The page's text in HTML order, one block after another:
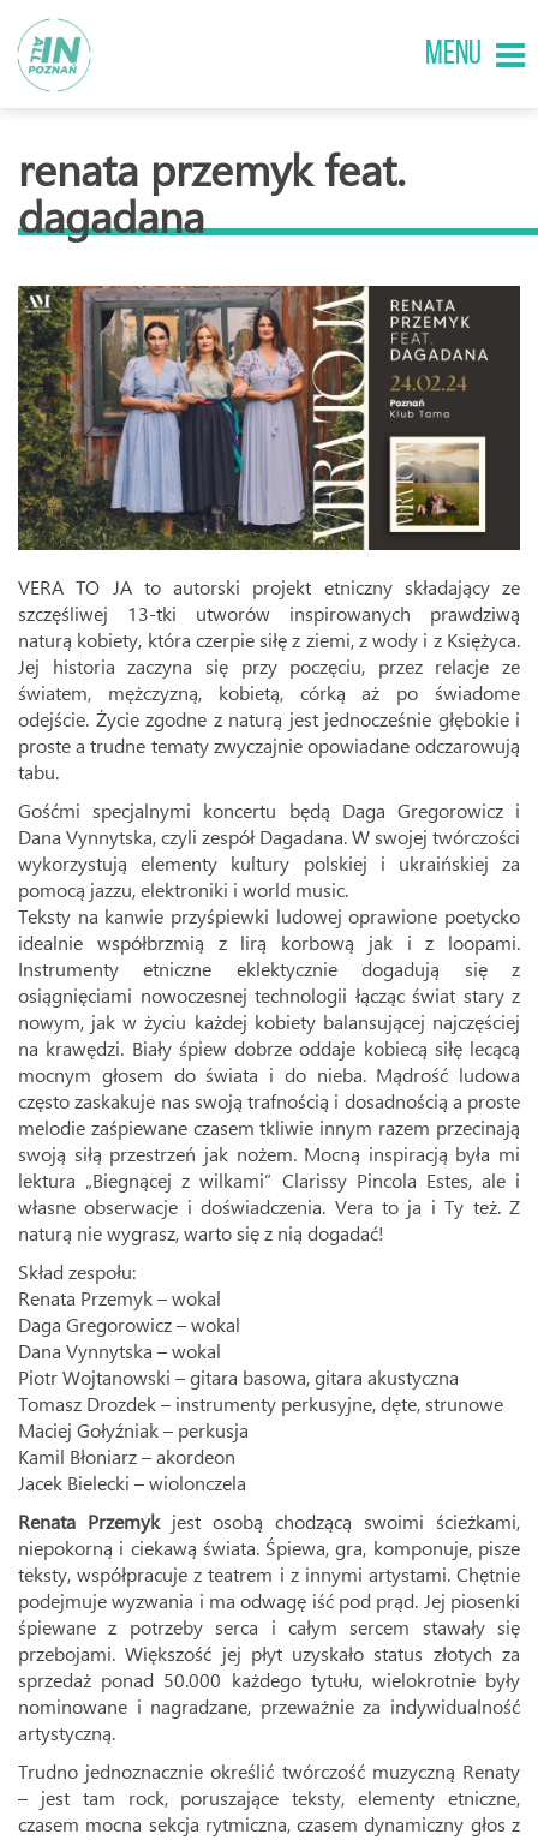
MENU
renata przemyk feat.
dagadana
VERA TO JA to autorski projekt etniczny składający ze
szczęśliwej 13-tki utworów inspirowanych prawdziwą
naturą kobiety, która czerpie siłę z ziemi, z wody i z Księżyca.
Jej historia zaczyna się przy poczęciu, przez relacje ze
światem, mężczyzną, kobietą, córką aż po świadome
odejście. Życie zgodne z naturą jest jednocześnie głębokie i
proste a trudne tematy zwyczajnie opowiadane odczarowują
tabu.
Gośćmi specjalnymi koncertu będą Daga Gregorowicz i
Dana Vynnytska, czyli zespół Dagadana. W swojej twórczości
wykorzystują elementy kultury polskiej i ukraińskiej za
pomocą jazzu, elektroniki i world music.
Teksty na kanwie przyśpiewki ludowej oprawione poetycko
idealnie współbrzmią z lirą korbową jak i z loopami.
Instrumenty etniczne eklektycznie dogadują się z
osiągnięciami nowoczesnej technologii łącząc świat stary z
nowym, jak w życiu każdej kobiety balansującej najczęściej
na krawędzi. Biały śpiew dobrze oddaje kobiecą siłę lecącą
mocnym głosem do świata i do nieba. Mądrość ludowa
często zaskakuje nas swoją trafnością i dosadnością a proste
melodie zaśpiewane czasem tkliwie innym razem przecinają
swoją siłą przestrzeń jak nożem. Mocną inspiracją była mi
lektura „Biegnącej z wilkami” Clarissy Pincola Estes, ale i
własne obserwacje i doświadczenia. Vera to ja i Ty też. Z
naturą nie wygrasz, warto się z nią dogadać!
Skład zespołu:
Renata Przemyk – wokal
Daga Gregorowicz – wokal
Dana Vynnytska – wokal
Piotr Wojtanowski – gitara basowa, gitara akustyczna
Tomasz Drozdek – instrumenty perkusyjne, dęte, strunowe
Maciej Gołyźniak – perkusja
Kamil Błoniarz – akordeon
Jacek Bielecki – wiolonczela
Renata Przemyk jest osobą chodzącą swoimi ścieżkami,
niepokorną i ciekawą świata. Śpiewa, gra, komponuje, pisze
teksty, współpracuje z teatrem i z innymi artystami. Chętnie
podejmuje wyzwania i ma odwagę iść pod prąd. Jej piosenki
śpiewane z potrzeby serca i całym sercem stawały się
przebojami. Większość jej płyt uzyskało status złotych za
sprzedaż ponad 50.000 każdego tytułu, wielokrotnie były
nominowane i nagradzane, przeważnie za indywidualność
artystyczną.
Trudno jednoznacznie określić twórczość muzyczną Renaty
– jest tam rock, poruszające teksty, elementy etniczne,
czasem mocna sekcja rytmiczna, czasem dynamiczny głos z